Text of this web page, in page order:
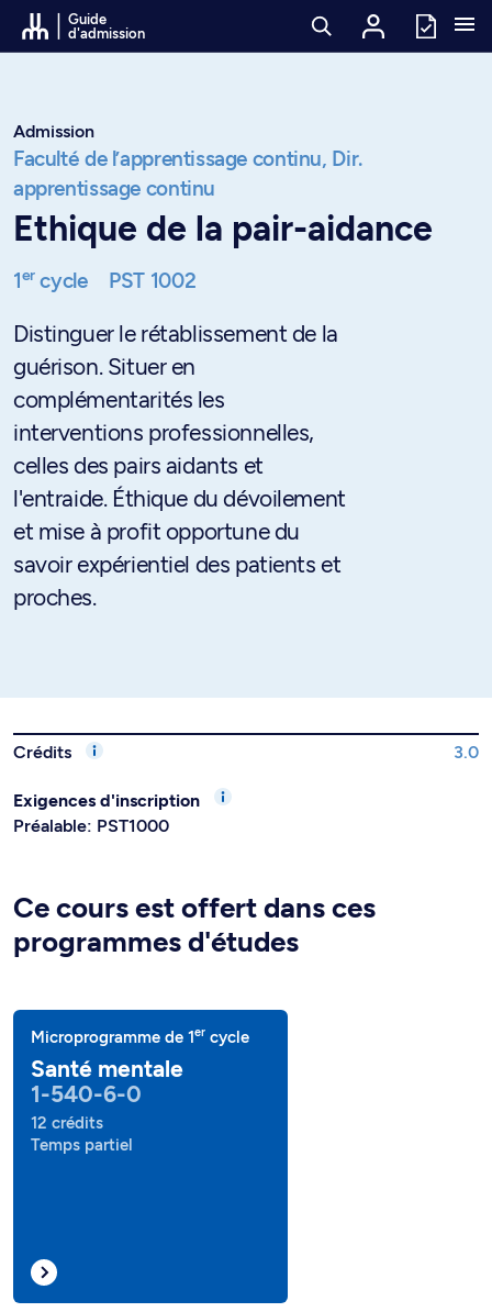
Passer au contenu
Guide
d'admission
Admission
Faculté de l’apprentissage continu, Dir.
apprentissage continu
Ethique de la pair-aidance
1ercycle PST 1002
Distinguer le rétablissement de la
guérison. Situer en
complémentarités les
interventions professionnelles,
celles des pairs aidants et
l'entraide. Éthique du dévoilement
et mise à profit opportune du
savoir expérientiel des patients et
proches.
Crédits 3.0
Exigences d'inscription
Préalable: PST1000
Ce cours est offert dans ces
programmes d'études
Microprogramme de 1er cycle
Santé mentale
1-540-6-0
12 crédits
Temps partiel